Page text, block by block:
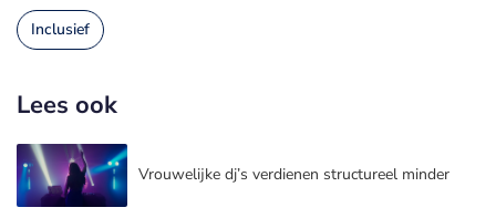
Inclusief
Lees ook
Vrouwelijke dj’s verdienen structureel minder